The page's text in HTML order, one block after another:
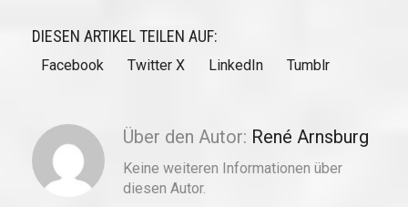
DIESEN ARTIKEL TEILEN AUF:
Facebook Twitter X LinkedIn Tumblr
Über den Autor: René Arnsburg
Keine weiteren Informationen über
diesen Autor.